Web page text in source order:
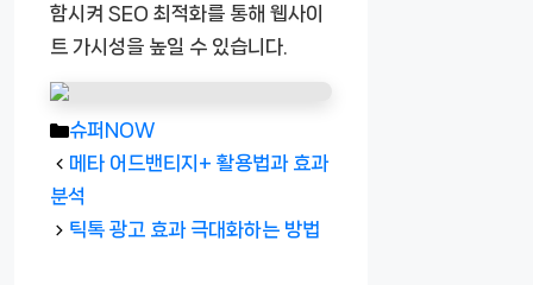
함시켜 SEO 최적화를 통해 웹사이
트 가시성을 높일 수 있습니다.
카
테
고
리
슈퍼NOW
메타 어드밴티지+ 활용법과 효과
분석
틱톡 광고 효과 극대화하는 방법